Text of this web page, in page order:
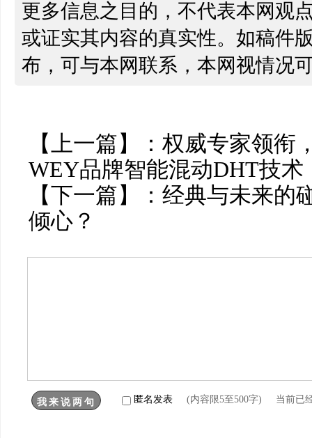
更多信息之目的，不代表本网观
或证实其内容的真实性。如稿件
布，可与本网联系，本网视情况
【上一篇】： 权威专家领衔
WEY品牌智能混动DHT技术
【下一篇】： 经典与未来的
倾心？
匿名发表 (内容限5至500字) 当前已